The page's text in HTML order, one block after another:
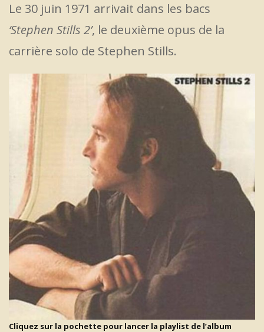
Le 30 juin 1971 arrivait dans les bacs
‘Stephen Stills 2’, le deuxième opus de la
carrière solo de Stephen Stills.
Cliquez sur la pochette pour lancer la playlist de l’album